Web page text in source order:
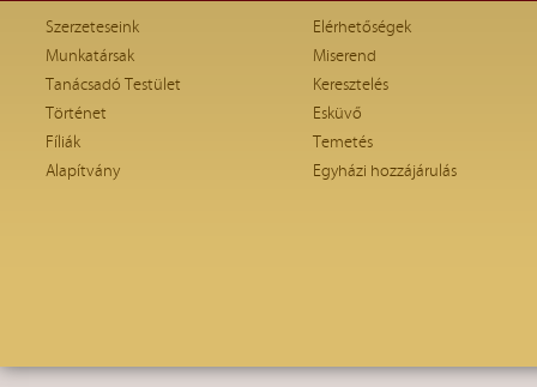
Szerzeteseink
Munkatársak
Tanácsadó Testület
Történet
Fíliák
Alapítvány
Elérhetőségek
Miserend
Keresztelés
Esküvő
Temetés
Egyházi hozzájárulás